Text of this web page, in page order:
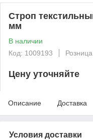
Строп
мм
В наличии
Код: 1009193
Розница
Цену уточняйте
Описание Доставка
Условия доставки